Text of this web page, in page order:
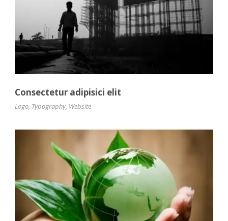
Consectetur adipisici elit
Logo, Typography, Website